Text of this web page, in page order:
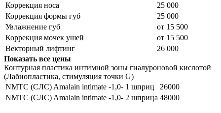
Коррекция носа
25 000
Коррекция формы губ
25 000
Увлажнение губ
от 15 500
Коррекция мочек ушей
от 15 500
Векторный лифтинг
26 000
Показать все цены
Контурная пластика интимной зоны гиалуроновой кислотой
(Лабиопластика, стимуляция точки G)
NMTC (CЛC) Amalain intimate -1,0- 1 шприц
26000
NMTC (CЛC) Amalain intimate -1,0- 2 шприца 48000